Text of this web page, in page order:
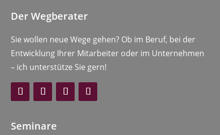
Der Wegberater
Sie wollen neue Wege gehen? Ob im Beruf, bei der
Entwicklung Ihrer Mitarbeiter oder im Unternehmen
– ich unterstütze Sie gern!
Seminare